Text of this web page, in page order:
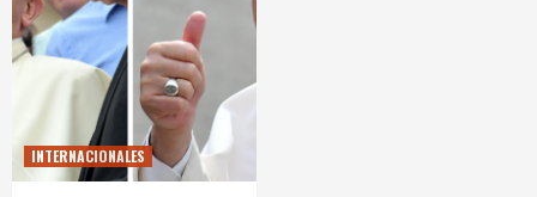
INTERNACIONALES